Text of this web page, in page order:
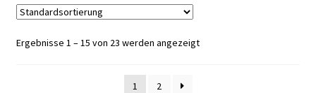
Über uns
Kontakt | FAQ
Ergebnisse 1 – 15 von 23 werden angezeigt
1 2